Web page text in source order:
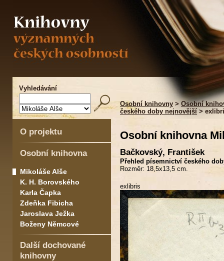
Vyhledávání
Osobní knihovny > Osobní
českého doby nejnovější >
O projektu
Osobní knihovna
Mikoláše Alše
K. H. Borovského
Karla Čapka
Zdeňka Fibicha
Jaroslava Ježka
Boženy Němcové
Další dochované
knihovny
Osobní knihovna
Bačkovský, František
Přehled písemnictví českého
Rozměr: 18,5x13,5 cm.
exlibris